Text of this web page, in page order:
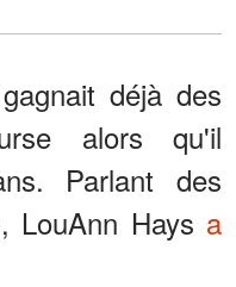
déjà des
alors qu'il
Parlant des
LouAnn Hays a